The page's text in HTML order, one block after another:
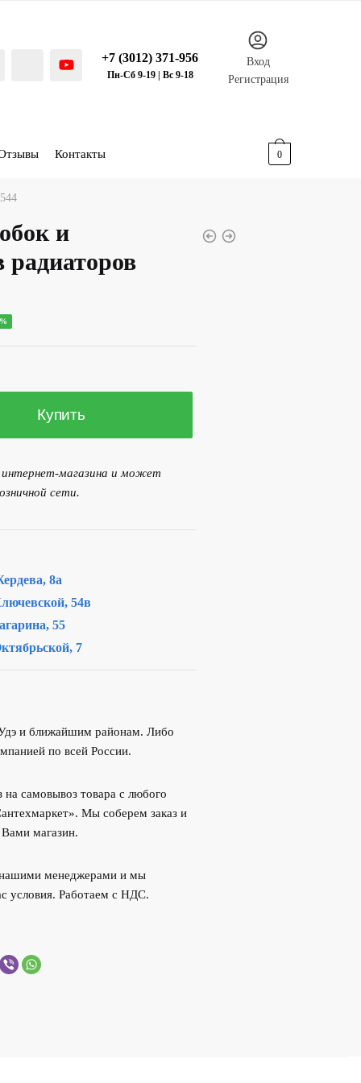
+7 (3012) 371-956
Пн-Сб 9-19 | Вс 9-18
Вход
Регистрация
Контакты 0
и
радиаторов
Купить
интернет-магазина и может
сети.
8а
54в
55
7
и ближайшим районам. Либо
по всей России.
самовывоз товара с любого
Мы соберем заказ и
магазин.
менеджерами и мы
условия. Работаем с НДС.